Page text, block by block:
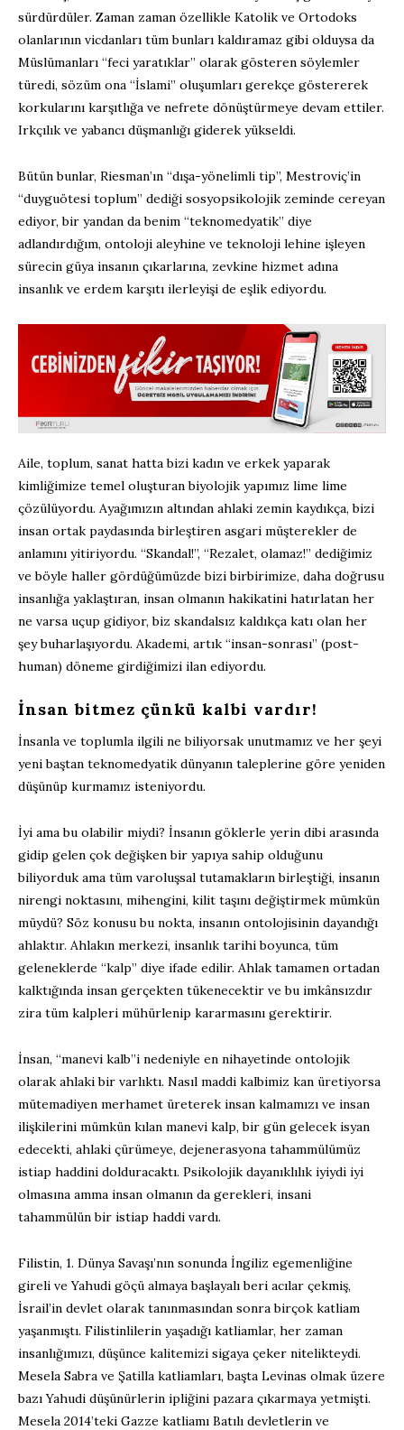
sürdürdüler. Zaman zaman özellikle Katolik ve Ortodoks
olanlarının vicdanları tüm bunları kaldıramaz gibi olduysa da
Müslümanları “feci yaratıklar” olarak gösteren söylemler
türedi, sözüm ona “İslami” oluşumları gerekçe göstererek
korkularını karşıtlığa ve nefrete dönüştürmeye devam ettiler.
Irkçılık ve yabancı düşmanlığı giderek yükseldi.
Bütün bunlar, Riesman’ın “dışa-yönelimli tip”, Mestroviç’in
“duyguötesi toplum” dediği sosyopsikolojik zeminde cereyan
ediyor, bir yandan da benim “teknomedyatik” diye
adlandırdığım, ontoloji aleyhine ve teknoloji lehine işleyen
sürecin güya insanın çıkarlarına, zevkine hizmet adına
insanlık ve erdem karşıtı ilerleyişi de eşlik ediyordu.
Aile, toplum, sanat hatta bizi kadın ve erkek yaparak
kimliğimize temel oluşturan biyolojik yapımız lime lime
çözülüyordu. Ayağımızın altından ahlaki zemin kaydıkça, bizi
insan ortak paydasında birleştiren asgari müşterekler de
anlamını yitiriyordu. “Skandal!”, “Rezalet, olamaz!” dediğimiz
ve böyle haller gördüğümüzde bizi birbirimize, daha doğrusu
insanlığa yaklaştıran, insan olmanın hakikatini hatırlatan her
ne varsa uçup gidiyor, biz skandalsız kaldıkça katı olan her
şey buharlaşıyordu. Akademi, artık “insan-sonrası” (post-
human) döneme girdiğimizi ilan ediyordu.
İnsan bitmez çünkü kalbi vardır!
İnsanla ve toplumla ilgili ne biliyorsak unutmamız ve her şeyi
yeni baştan teknomedyatik dünyanın taleplerine göre yeniden
düşünüp kurmamız isteniyordu.
İyi ama bu olabilir miydi? İnsanın göklerle yerin dibi arasında
gidip gelen çok değişken bir yapıya sahip olduğunu
biliyorduk ama tüm varoluşsal tutamakların birleştiği, insanın
nirengi noktasını, mihengini, kilit taşını değiştirmek mümkün
müydü? Söz konusu bu nokta, insanın ontolojisinin dayandığı
ahlaktır. Ahlakın merkezi, insanlık tarihi boyunca, tüm
geleneklerde “kalp” diye ifade edilir. Ahlak tamamen ortadan
kalktığında insan gerçekten tükenecektir ve bu imkânsızdır
zira tüm kalpleri mühürlenip kararmasını gerektirir.
İnsan, “manevi kalb”i nedeniyle en nihayetinde ontolojik
olarak ahlaki bir varlıktı. Nasıl maddi kalbimiz kan üretiyorsa
mütemadiyen merhamet üreterek insan kalmamızı ve insan
ilişkilerini mümkün kılan manevi kalp, bir gün gelecek isyan
edecekti, ahlaki çürümeye, dejenerasyona tahammülümüz
istiap haddini dolduracaktı. Psikolojik dayanıklılık iyiydi iyi
olmasına amma insan olmanın da gerekleri, insani
tahammülün bir istiap haddi vardı.
Filistin, 1. Dünya Savaşı’nın sonunda İngiliz egemenliğine
gireli ve Yahudi göçü almaya başlayalı beri acılar çekmiş,
İsrail’in devlet olarak tanınmasından sonra birçok katliam
yaşanmıştı. Filistinlilerin yaşadığı katliamlar, her zaman
insanlığımızı, düşünce kalitemizi sigaya çeker nitelikteydi.
Mesela Sabra ve Şatilla katliamları, başta Levinas olmak üzere
bazı Yahudi düşünürlerin ipliğini pazara çıkarmaya yetmişti.
Mesela 2014’teki Gazze katliamı Batılı devletlerin ve